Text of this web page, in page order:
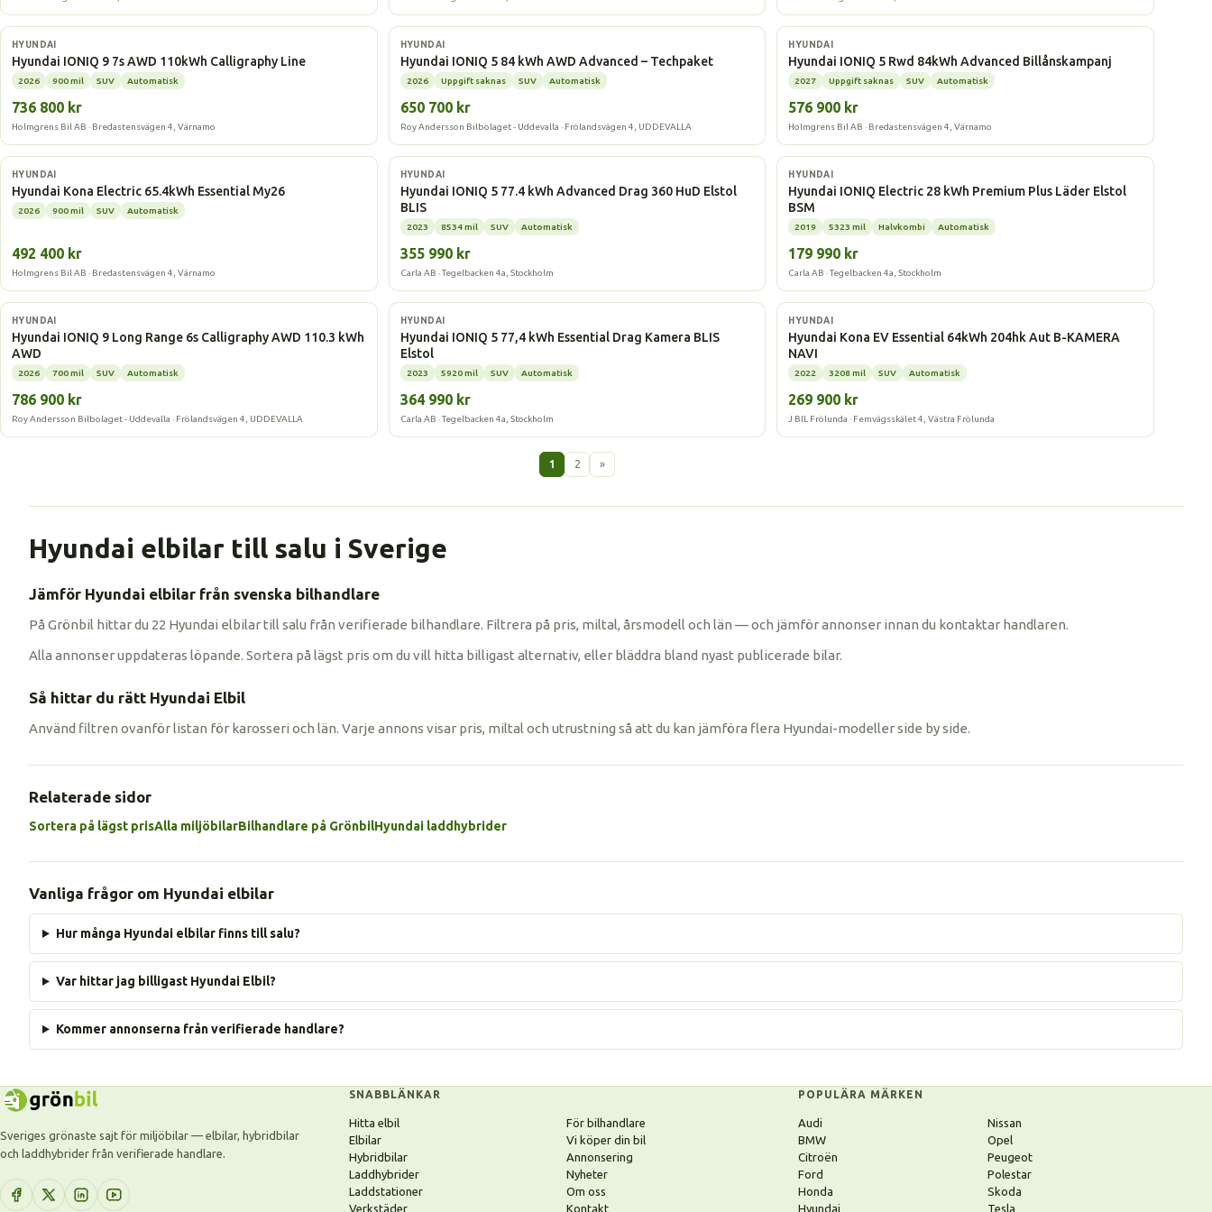
Elbil
HYUNDAI
Hyundai IONIQ 9 7s AWD 110kWh Calligraphy Line
2026 900 mil SUV Automatisk
736 800 kr
Holmgrens Bil AB · Bredastensvägen 4, Värnamo
Elbil
HYUNDAI
Hyundai IONIQ 5 84 kWh AWD Advanced – Techpaket
2026 Uppgift saknas SUV Automatisk
650 700 kr
Roy Andersson Bilbolaget - Uddevalla · Frölandsvägen 4, UDDEVALLA
Elbil
HYUNDAI
Hyundai IONIQ 5 Rwd 84kWh Advanced Billånskampanj
2027 Uppgift saknas SUV Automatisk
576 900 kr
Holmgrens Bil AB · Bredastensvägen 4, Värnamo
Elbil
HYUNDAI
Hyundai Kona Electric 65.4kWh Essential My26
2026 900 mil SUV Automatisk
492 400 kr
Holmgrens Bil AB · Bredastensvägen 4, Värnamo
Elbil
HYUNDAI
Hyundai IONIQ 5 77.4 kWh Advanced Drag 360 HuD Elstol
BLIS
2023 8534 mil SUV Automatisk
355 990 kr
Carla AB · Tegelbacken 4a, Stockholm
Elbil
HYUNDAI
Hyundai IONIQ Electric 28 kWh Premium Plus Läder Elstol
BSM
2019 5323 mil Halvkombi Automatisk
179 990 kr
Carla AB · Tegelbacken 4a, Stockholm
Elbil
HYUNDAI
Hyundai IONIQ 9 Long Range 6s Calligraphy AWD 110.3 kWh
AWD
2026 700 mil SUV Automatisk
786 900 kr
Roy Andersson Bilbolaget - Uddevalla · Frölandsvägen 4, UDDEVALLA
Elbil
HYUNDAI
Hyundai IONIQ 5 77,4 kWh Essential Drag Kamera BLIS
Elstol
2023 5920 mil SUV Automatisk
364 990 kr
Carla AB · Tegelbacken 4a, Stockholm
Elbil
HYUNDAI
Hyundai Kona EV Essential 64kWh 204hk Aut B-KAMERA
NAVI
2022 3208 mil SUV Automatisk
269 900 kr
J BIL Frölunda · Femvägsskälet 4, Västra Frölunda
1 2 »
Hyundai elbilar till salu i Sverige
Jämför Hyundai elbilar från svenska bilhandlare
På Grönbil hittar du 22 Hyundai elbilar till salu från verifierade bilhandlare. Filtrera på pris, miltal, årsmodell och län — och jämför annonser innan du kontaktar handlaren.
Alla annonser uppdateras löpande. Sortera på lägst pris om du vill hitta billigast alternativ, eller bläddra bland nyast publicerade bilar.
Så hittar du rätt Hyundai Elbil
Använd filtren ovanför listan för karosseri och län. Varje annons visar pris, miltal och utrustning så att du kan jämföra flera Hyundai-modeller side by side.
Relaterade sidor
Sortera på lägst prisAlla miljöbilarBilhandlare på GrönbilHyundai laddhybrider
Vanliga frågor om Hyundai elbilar
Hur många Hyundai elbilar finns till salu?
Var hittar jag billigast Hyundai Elbil?
Kommer annonserna från verifierade handlare?
Sveriges grönaste sajt för miljöbilar — elbilar, hybridbilar
och laddhybrider från verifierade handlare.
SNABBLÄNKAR
Hitta elbil
Elbilar
Hybridbilar
Laddhybrider
Laddstationer
Verkstäder
För bilhandlare
Vi köper din bil
Annonsering
Nyheter
Om oss
Kontakt
POPULÄRA MÄRKEN
Audi
BMW
Citroën
Ford
Honda
Hyundai
Nissan
Opel
Peugeot
Polestar
Skoda
Tesla